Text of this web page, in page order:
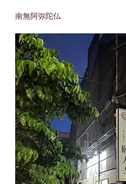
南無阿弥陀仏